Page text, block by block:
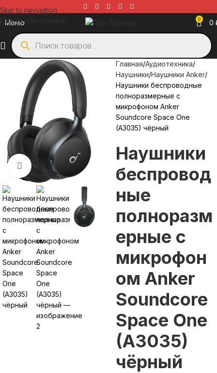
Skip to navigation
Skip to main content
Меню 0 0
Нажмите, чтобы увеличить
Главная Аудиотехника
Наушники Наушники Anker
Наушники беспроводные
полноразмерные с
микрофоном Anker
Soundcore Space One
(A3035) чёрный
Наушники
беспровод
ные
полноразм
ерные с
микрофон
ом Anker
Soundcore
Space One
(A3035)
чёрный